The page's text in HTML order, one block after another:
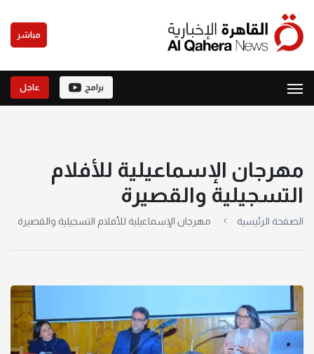
مباشر
برامج عاجل
مهرجان الإسماعيلية للأفلام
التسجيلية والقصيرة
الصفحة الرئيسية مهرجان الإسماعيلية للأفلام التسجيلية والقصيرة